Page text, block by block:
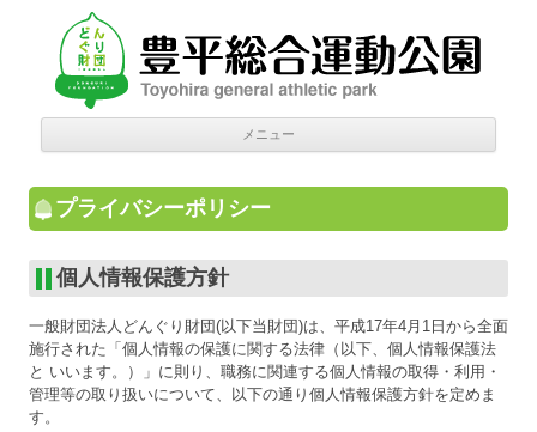
豊平総合運動公園メニュー
プライバシーポリシー
個人情報保護方針
一般財団法人どんぐり財団(以下当財団)は、平成17年4月1日から全面
施行された「個人情報の保護に関する法律（以下、個人情報保護法
と いいます。）」に則り、職務に関連する個人情報の取得・利用・
管理等の取り扱いについて、以下の通り個人情報保護方針を定めま
す。